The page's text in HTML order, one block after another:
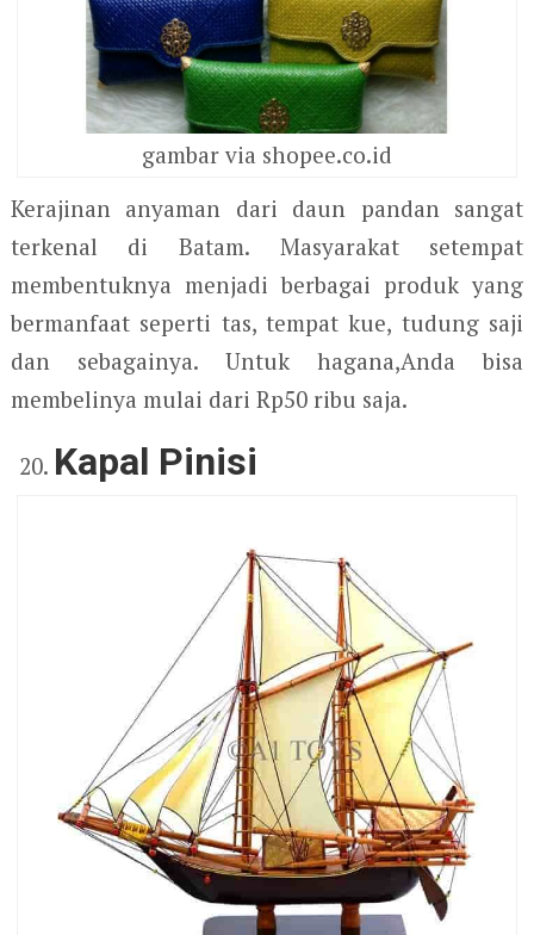
gambar via shopee.co.id
Kerajinan anyaman dari daun pandan sangat
terkenal di Batam. Masyarakat setempat
membentuknya menjadi berbagai produk yang
bermanfaat seperti tas, tempat kue, tudung saji
dan sebagainya. Untuk hagana,Anda bisa
membelinya mulai dari Rp50 ribu saja.
Kapal Pinisi